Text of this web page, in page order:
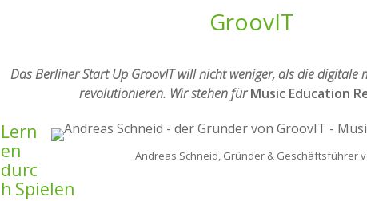
GroovIT
Das Berliner Start Up GroovIT will nicht weniger, als die digitale
revolutionieren. Wir stehen fürMusic Education
Andreas Schneid, Gründer & Geschäftsführer
Lern
en
durc
h Spielen